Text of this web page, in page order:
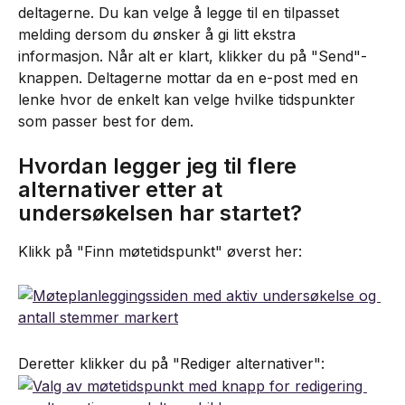
deltagerne. Du kan velge å legge til en tilpasset
melding dersom du ønsker å gi litt ekstra
informasjon. Når alt er klart, klikker du på "Send"-
knappen. Deltagerne mottar da en e-post med en
lenke hvor de enkelt kan velge hvilke tidspunkter
som passer best for dem.
Hvordan legger jeg til flere
alternativer etter at
undersøkelsen har startet?
Klikk på "Finn møtetidspunkt" øverst her:
Deretter klikker du på "Rediger alternativer":